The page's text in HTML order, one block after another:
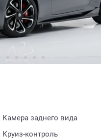
Камера заднего вида
Круиз-контроль